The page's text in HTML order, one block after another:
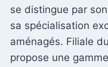
se distingue par
sa spécialisation
aménagés. Filiale
propose une